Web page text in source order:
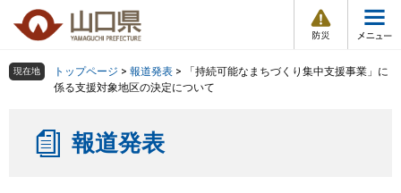
の
ー
情
報
メ
ュ
組織で探す
検索の仕方 組織で探す
現在地 トップページ > 報道発表 >
「持続可能なまちづくり集中支援事業」に
係る支援対象地区の決定について
報道発表